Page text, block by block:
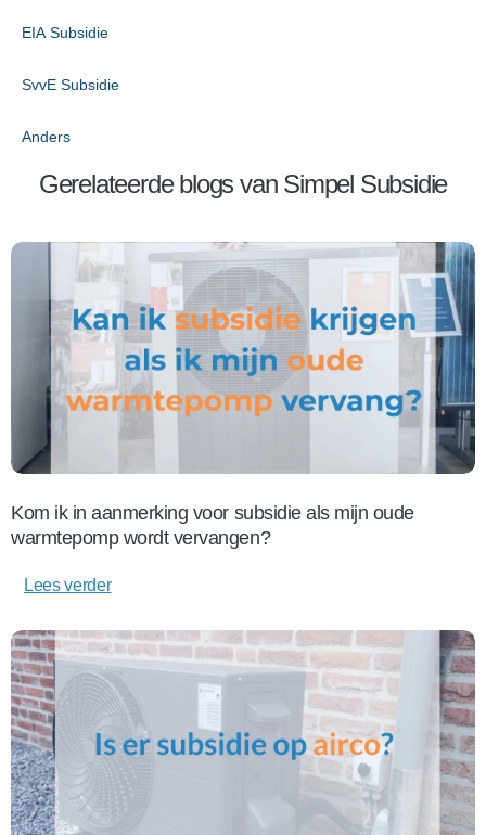
EIA Subsidie
SvvE Subsidie
Anders
Gerelateerde blogs van Simpel Subsidie
Kom ik in aanmerking voor subsidie als mijn oude
warmtepomp wordt vervangen?
Lees verder